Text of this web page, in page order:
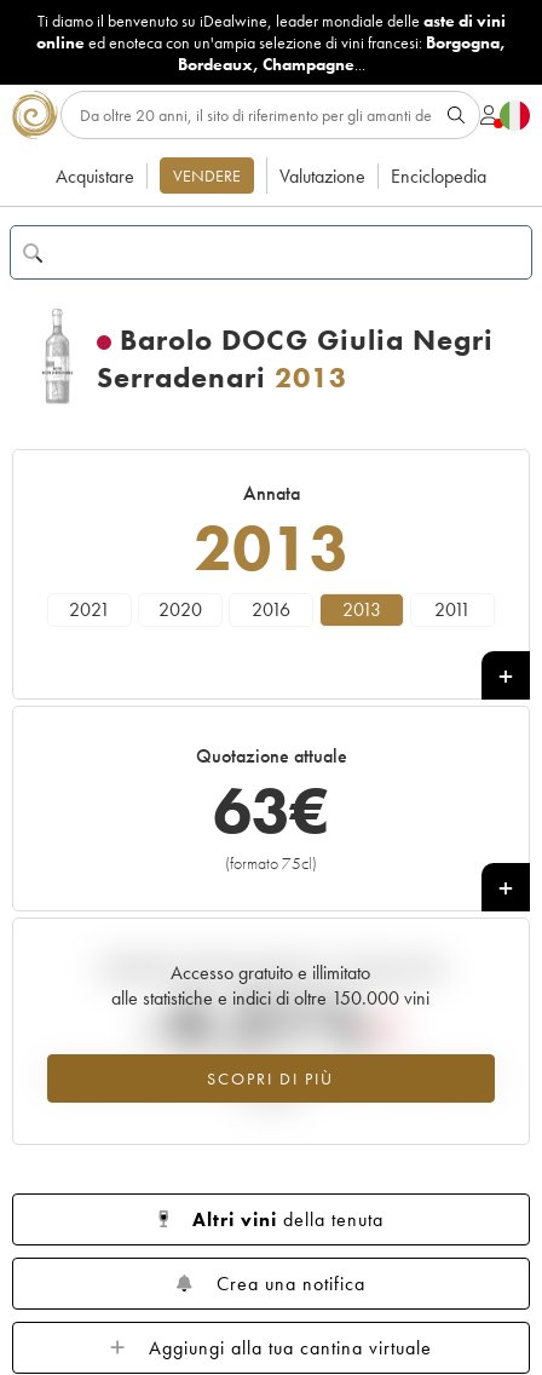
Ti diamo il benvenuto su iDealwine, leader mondiale delle aste di vini
onlineed enoteca con un'ampia selezione di vini francesi: Borgogna,
Bordeaux, Champagne...
Acquistare VENDERE Valutazione Enciclopedia
Barolo DOCG Giulia Negri
Serradenari 2013
Annata
2013
2021 2020 2016 2013 2011
Quotazione attuale
63€
(formato 75cl)
+
Accesso gratuito e illimitato
alle statistiche e indici di oltre 150.000 vini
SCOPRI DI PIÙ
Andamento della quotazione in tempo reale
-4.21%
Tendenza al ribasso per il valore dell'annata 2013 nel 2026 rispetto
Altri vini della tenuta
Crea una notifica
Aggiungi alla tua cantina virtuale